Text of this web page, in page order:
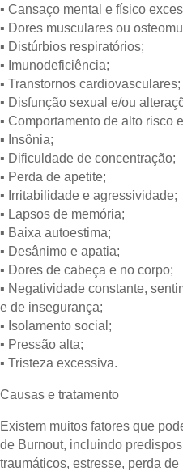
▪ Cansaço mental e físico
▪ Dores musculares ou
▪ Distúrbios respiratórios;
▪ Imunodeficiência;
▪ Transtornos cardiovasculares;
▪ Disfunção sexual e/ou
▪ Comportamento de alto risco
▪ Insônia;
▪ Dificuldade de concentração;
▪ Perda de apetite;
▪ Irritabilidade e agressividade;
▪ Lapsos de memória;
▪ Baixa autoestima;
▪ Desânimo e apatia;
▪ Dores de cabeça e no corpo;
▪ Negatividade constante,
e de insegurança;
▪ Isolamento social;
▪ Pressão alta;
▪ Tristeza excessiva.
Causas e tratamento
Existem muitos fatores que
de Burnout, incluindo
traumáticos, estresse, perda